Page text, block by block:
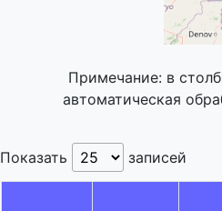
Примечание: в
автоматическая
Показать
записей